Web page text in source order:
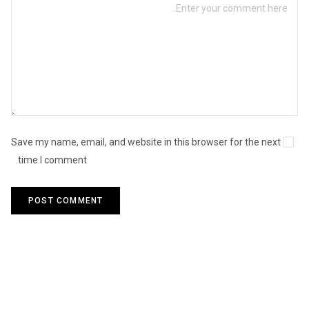
Save my name, email, and website in this browser for the next
time I comment.